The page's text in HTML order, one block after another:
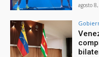
agosto